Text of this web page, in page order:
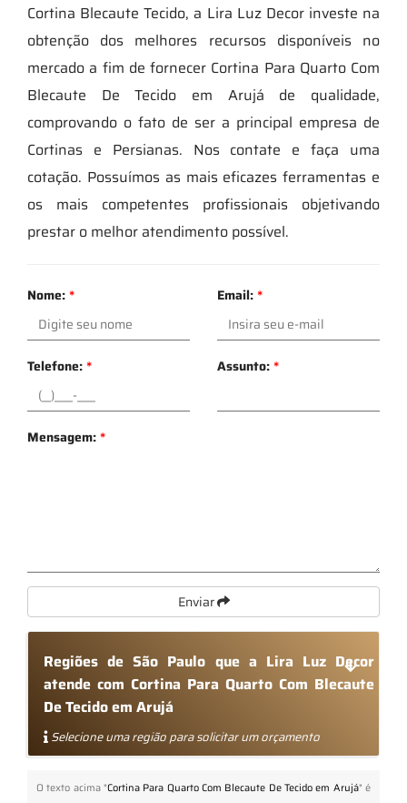
Cortina Blecaute Tecido, a Lira Luz Decor investe na
obtenção dos melhores recursos disponíveis no
mercado a fim de fornecer Cortina Para Quarto Com
Blecaute De Tecido em Arujá de qualidade,
comprovando o fato de ser a principal empresa de
Cortinas e Persianas. Nos contate e faça uma
cotação. Possuímos as mais eficazes ferramentas e
os mais competentes profissionais objetivando
prestar o melhor atendimento possível.
Nome:* Email:*
Telefone:* Assunto:*
Mensagem:*
Enviar
Regiões de São Paulo que a Lira Luz Decor
atende com Cortina Para Quarto Com Blecaute
De Tecido em Arujá
Selecione uma região para solicitar um orçamento
O texto acima "Cortina Para Quarto Com Blecaute De Tecido em Arujá" é